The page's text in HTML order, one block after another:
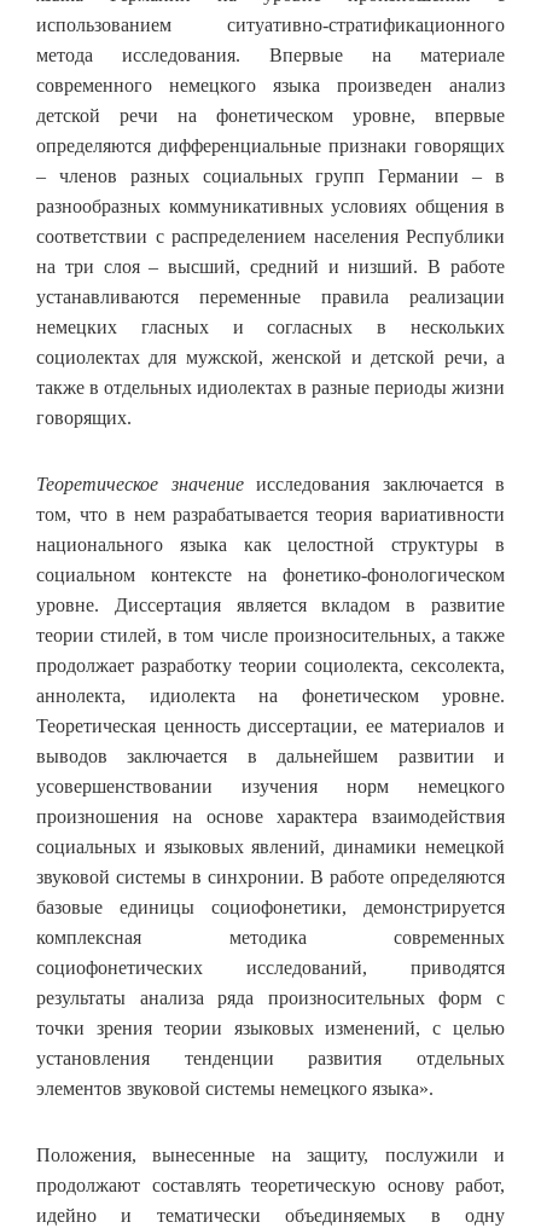
использованием ситуативно-стратификационного
метода исследования. Впервые на материале
современного немецкого языка произведен анализ
детской речи на фонетическом уровне, впервые
определяются дифференциальные признаки говорящих
– членов разных социальных групп Германии – в
разнообразных коммуникативных условиях общения в
соответствии с распределением населения Республики
на три слоя – высший, средний и низший. В работе
устанавливаются переменные правила реализации
немецких гласных и согласных в нескольких
социолектах для мужской, женской и детской речи, а
также в отдельных идиолектах в разные периоды жизни
говорящих.
Теоретическое значениеисследования заключается в
том, что в нем разрабатывается теория вариативности
национального языка как целостной структуры в
социальном контексте на фонетико-фонологическом
уровне. Диссертация является вкладом в развитие
теории стилей, в том числе произносительных, а также
продолжает разработку теории социолекта, сексолекта,
аннолекта, идиолекта на фонетическом уровне.
Теоретическая ценность диссертации, ее материалов и
выводов заключается в дальнейшем развитии и
усовершенствовании изучения норм немецкого
произношения на основе характера взаимодействия
социальных и языковых явлений, динамики немецкой
звуковой системы в синхронии. В работе определяются
базовые единицы социофонетики, демонстрируется
комплексная методика современных
социофонетических исследований, приводятся
результаты анализа ряда произносительных форм с
точки зрения теории языковых изменений, с целью
установления тенденции развития отдельных
элементов звуковой системы немецкого языка».
Положения, вынесенные на защиту, послужили и
продолжают составлять теоретическую основу работ,
идейно и тематически объединяемых в одну